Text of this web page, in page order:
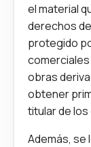
el material
derechos
protegido
obras
obtener
titular de
Además, se